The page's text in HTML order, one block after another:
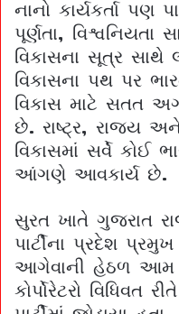
નાનો કાર્યકર્તા પણ
પૂર્ણતા, વિશ્વનિયતા
વિકાસના સૂત્ર સાથે
વિકાસના પથ પર
વિકાસ માટે સતત
છે. રાષ્ટ્ર, રાજ્ય
વિકાસમાં સર્વે કોઈ
આંગણે આવકાર્ય છે.
સુરત ખાતે ગુજરાત
પાર્ટીના પ્રદેશ
આગેવાની હેઠળ આમ
કોર્પોરેટરો વિધિવત
પાર્ટીમાં જોડાયા